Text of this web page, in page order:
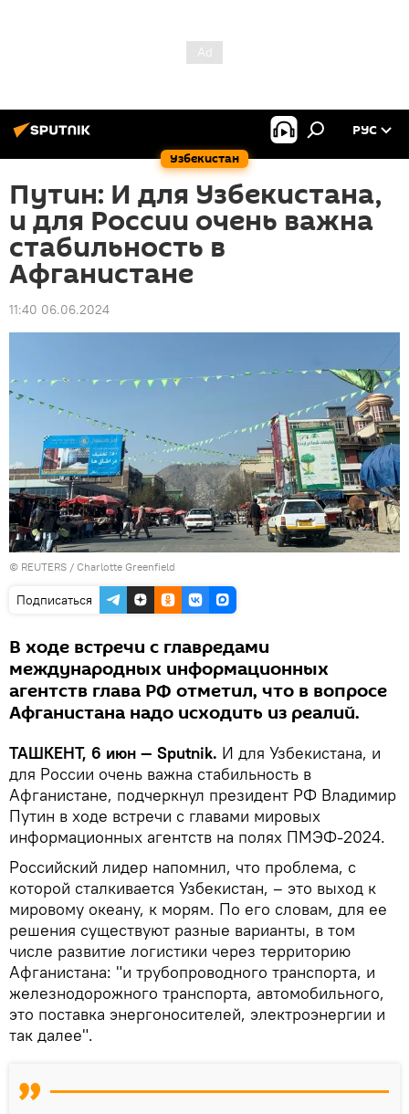
Узбекистан
РУС
Путин: И для Узбекистана,
и для России очень важна
стабильность в
Афганистане
11:40 06.06.2024
© REUTERS / Charlotte Greenfield
Подписаться
В ходе встречи с главредами
международных информационных
агентств глава РФ отметил, что в вопросе
Афганистана надо исходить из реалий.
ТАШКЕНТ, 6 июн — Sputnik. И для Узбекистана, и
для России очень важна стабильность в
Афганистане, подчеркнул президент РФ Владимир
Путин в ходе встречи с главами мировых
информационных агентств на полях ПМЭФ-2024.
Российский лидер напомнил, что проблема, с
которой сталкивается Узбекистан, – это выход к
мировому океану, к морям. По его словам, для ее
решения существуют разные варианты, в том
числе развитие логистики через территорию
Афганистана: "и трубопроводного транспорта, и
железнодорожного транспорта, автомобильного,
это поставка энергоносителей, электроэнергии и
так далее".